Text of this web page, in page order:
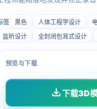
追求真实声音还原的用户。
签 黑色 人体工程学设计
监听设计
全封闭包耳式设计
预览与下载
下载3D